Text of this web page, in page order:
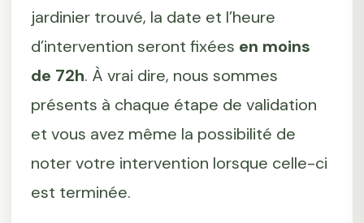
jardinier trouvé, la date et l’heure
d’intervention seront fixées en moins
de 72h. À vrai dire, nous sommes
présents à chaque étape de validation
et vous avez même la possibilité de
noter votre intervention lorsque celle-ci
est terminée.